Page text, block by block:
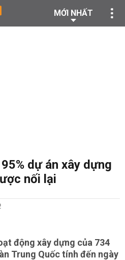
MỚI NHẤT
dự án xây dựng
nối lại
động xây dựng của 734
Trung Quốc tính đến ngày